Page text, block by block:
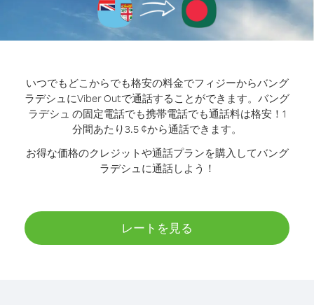
いつでもどこからでも格安の料金でフィジーからバング
ラデシュにViber Outで通話することができます。 バング
ラデシュ の固定電話でも携帯電話でも通話料は格安！1
分間あたり3.5 ¢から通話できます。
お得な価格のクレジットや通話プランを購入してバング
ラデシュに通話しよう！
レートを見る